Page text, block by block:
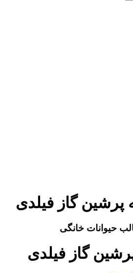
گاز فیلدی
حیوانات خانگی
گاز فیلدی